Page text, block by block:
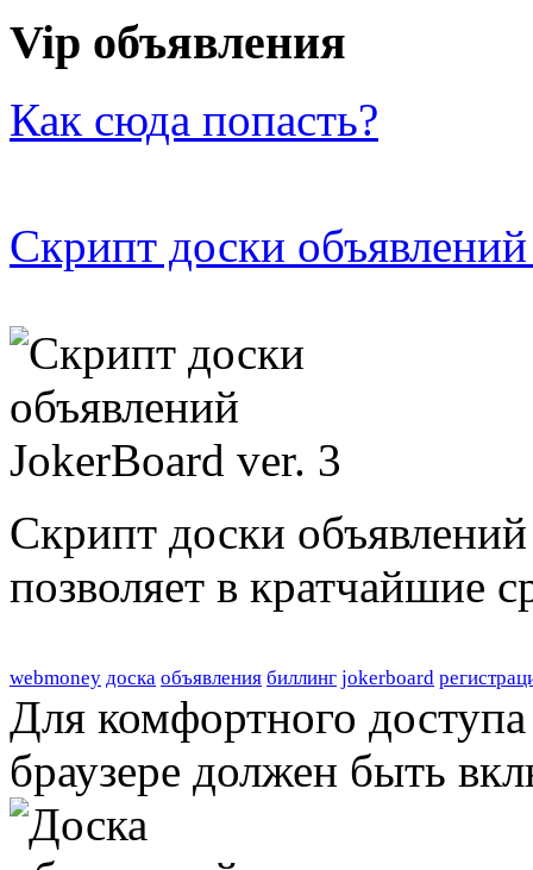
Vip объявления
Как сюда попасть?
Скрипт доски
Скрипт доски
позволяет в кратчайшие
webmoney доска объявления биллинг jokerboard
Для комфортного
браузере должен быть